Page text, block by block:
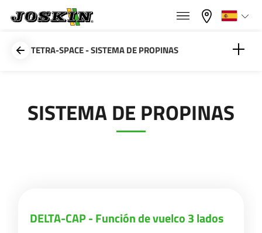
Menu
GAMA
ENCONTRAR & COMPRAR
×
×
Seleccione su idioma
English
TETRA-SPACE - SISTEMA DE PROPINAS
DELTA-CAP - Cilindro de vuelco
SISTEMA DE PROPINAS
DELTA-CAP - Función de vuelco 3 lados